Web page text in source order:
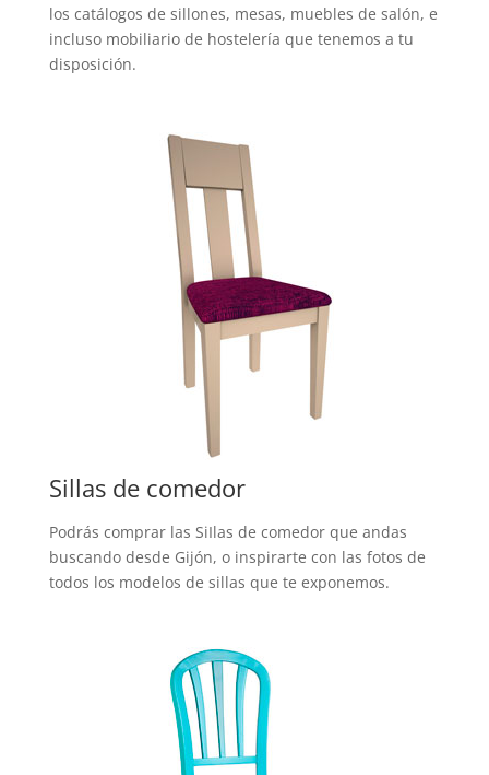
los catálogos de sillones, mesas, muebles de salón, e
incluso mobiliario de hostelería que tenemos a tu
disposición.
Sillas de comedor
Podrás comprar las SiIlas de comedor que andas
buscando desde Gijón, o inspirarte con las fotos de
todos los modelos de sillas que te exponemos.